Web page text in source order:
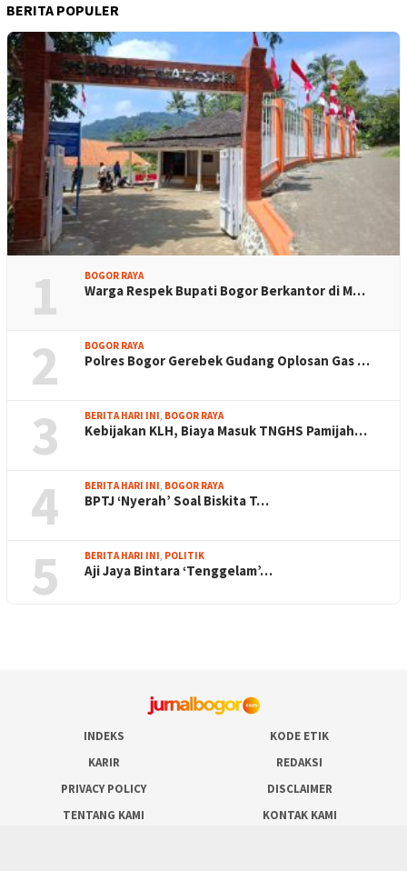
BERITA POPULER
1 BOGOR RAYA
Warga Respek Bupati Bogor Berkantor di M…
2 BOGOR RAYA
Polres Bogor Gerebek Gudang Oplosan Gas …
3 BERITA HARI INI, BOGOR RAYA
Kebijakan KLH, Biaya Masuk TNGHS Pamijah…
4 BERITA HARI INI, BOGOR RAYA
BPTJ ‘Nyerah’ Soal Biskita T…
5 BERITA HARI INI, POLITIK
Aji Jaya Bintara ‘Tenggelam’…
INDEKS
KODE ETIK
KARIR
REDAKSI
PRIVACY POLICY
DISCLAIMER
TENTANG KAMI
KONTAK KAMI